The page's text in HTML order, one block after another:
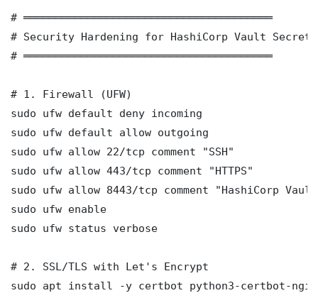
# ═══════════════════════════════════════
# Security Hardening for HashiCorp Vault
# ═══════════════════════════════════════
# 1. Firewall (UFW)
sudo ufw default deny incoming
sudo ufw default allow outgoing
sudo ufw allow 22/tcp comment "SSH"
sudo ufw allow 443/tcp comment "HTTPS"
sudo ufw allow 8443/tcp comment "HashiCorp
sudo ufw enable
sudo ufw status verbose
# 2. SSL/TLS with Let's Encrypt
sudo apt install -y certbot python3-certbot-